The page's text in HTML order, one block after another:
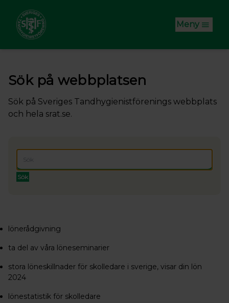
Meny
Sök på webbplatsen
Sök på Sveriges Tandhygienistförenings webbplats
och hela srat.se.
Sök
lönerådgivning
ta del av våra löneseminarier
stora löneskillnader för skolledare i sverige, visar din lön
2024
lönestatistik för skolledare